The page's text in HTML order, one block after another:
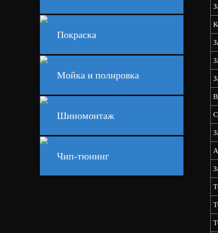
Покраска
Мойка и полировка
Шиномонтаж
Чип-тюнинг